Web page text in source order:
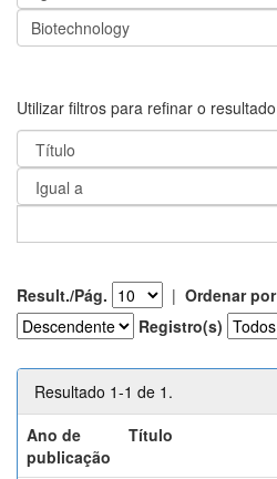
Utilizar filtros para refinar o
Result./Pág. | Ordenar por
Registro(s)
Resultado 1-1 de 1.
Ano de
publicação
Título